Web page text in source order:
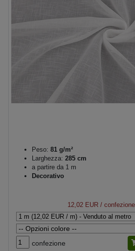
Peso: 81 g/m²
Larghezza: 285 cm
a partire da 1 m
Decorativo
12,02 EUR /
confezione